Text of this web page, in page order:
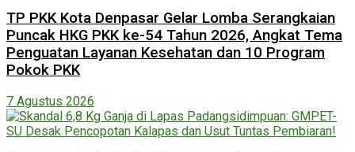
TP PKK Kota Denpasar Gelar Lomba Serangkaian
Puncak HKG PKK ke-54 Tahun 2026, Angkat Tema
Penguatan Layanan Kesehatan dan 10 Program
Pokok PKK
7 Agustus 2026